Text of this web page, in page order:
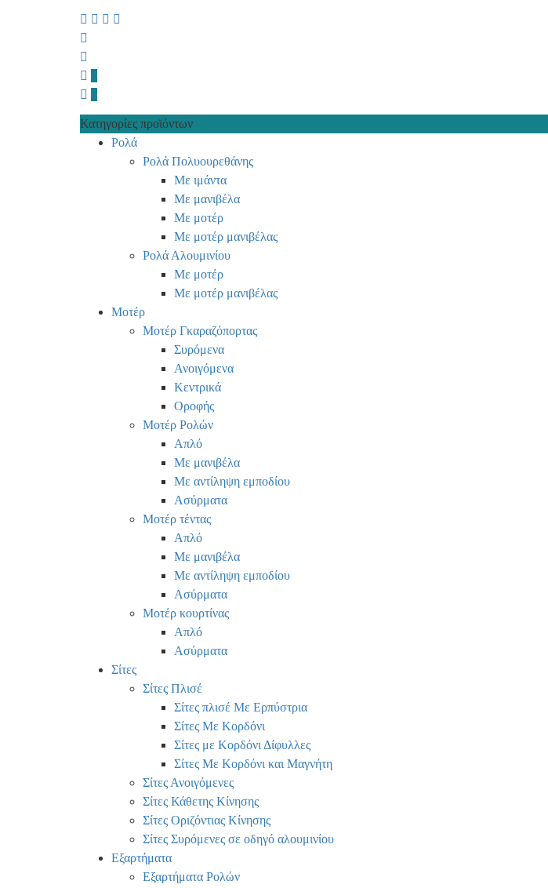
0
0
Κατηγορίες προϊόντων
Ρολά
Ρολά Πολυουρεθάνης
Με ιμάντα
Με μανιβέλα
Με μοτέρ
Με μοτέρ μανιβέλας
Ρολά Αλουμινίου
Με μοτέρ
Με μοτέρ μανιβέλας
Μοτέρ
Μοτέρ Γκαραζόπορτας
Συρόμενα
Ανοιγόμενα
Κεντρικά
Οροφής
Μοτέρ Ρολών
Απλό
Με μανιβέλα
Με αντίληψη εμποδίου
Ασύρματα
Μοτέρ τέντας
Απλό
Με μανιβέλα
Με αντίληψη εμποδίου
Ασύρματα
Μοτέρ κουρτίνας
Απλό
Ασύρματα
Σίτες
Σίτες Πλισέ
Σίτες πλισέ Με Ερπύστρια
Σίτες Με Κορδόνι
Σίτες με Κορδόνι Δίφυλλες
Σίτες Με Κορδόνι και Μαγνήτη
Σίτες Ανοιγόμενες
Σίτες Κάθετης Κίνησης
Σίτες Οριζόντιας Κίνησης
Σίτες Συρόμενες σε οδηγό αλουμινίου
Εξαρτήματα
Εξαρτήματα Ρολών